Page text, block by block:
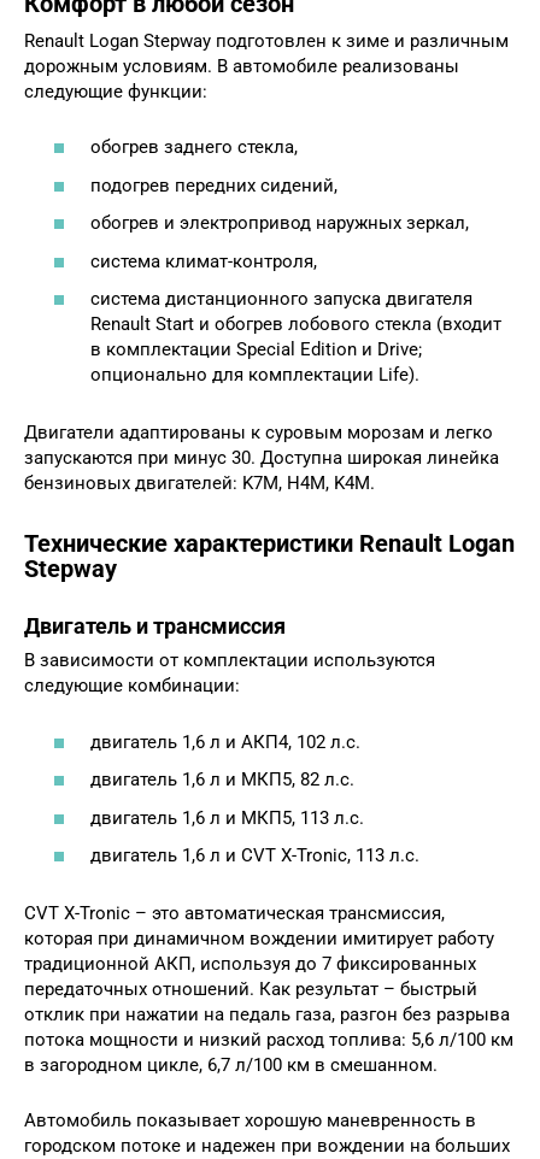
Renault Logan Stepway подготовлен к зиме и различным
дорожным условиям. В автомобиле реализованы
следующие функции:
обогрев заднего стекла,
подогрев передних сидений,
обогрев и электропривод наружных зеркал,
система климат-контроля,
система дистанционного запуска двигателя
Renault Start и обогрев лобового стекла (входит
в комплектации Special Edition и Drive;
опционально для комплектации Life).
Двигатели адаптированы к суровым морозам и легко
запускаются при минус 30. Доступна широкая линейка
бензиновых двигателей: K7M, H4M, K4M.
Технические характеристики Renault Logan
Stepway
Двигатель и трансмиссия
В зависимости от комплектации используются
следующие комбинации:
двигатель 1,6 л и АКП4, 102 л.с.
двигатель 1,6 л и МКП5, 82 л.с.
двигатель 1,6 л и МКП5, 113 л.с.
двигатель 1,6 л и CVT X-Tronic, 113 л.с.
CVT X-Tronic – это автоматическая трансмиссия,
которая при динамичном вождении имитирует работу
традиционной АКП, используя до 7 фиксированных
передаточных отношений. Как результат – быстрый
отклик при нажатии на педаль газа, разгон без разрыва
потока мощности и низкий расход топлива: 5,6 л/100 км
в загородном цикле, 6,7 л/100 км в смешанном.
Автомобиль показывает хорошую маневренность в
городском потоке и надежен при вождении на больших